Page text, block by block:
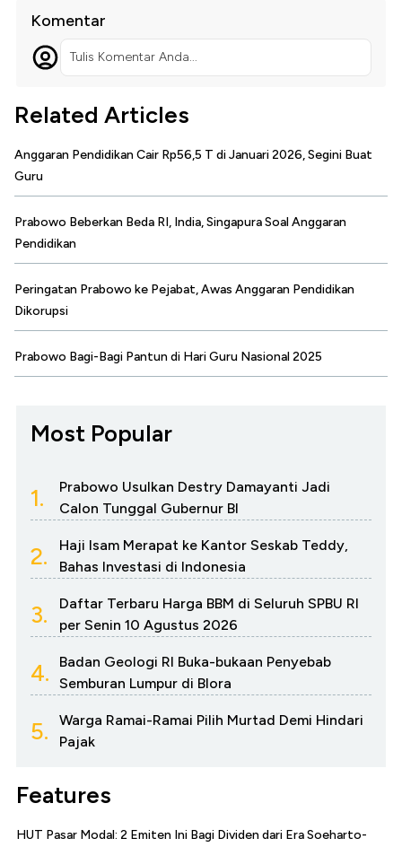
Komentar
Tulis Komentar Anda...
Related Articles
Anggaran Pendidikan Cair Rp56,5 T di Januari 2026, Segini Buat
Guru
Prabowo Beberkan Beda RI, India, Singapura Soal Anggaran
Pendidikan
Peringatan Prabowo ke Pejabat, Awas Anggaran Pendidikan
Dikorupsi
Prabowo Bagi-Bagi Pantun di Hari Guru Nasional 2025
Most Popular
1.
Prabowo Usulkan Destry Damayanti Jadi
Calon Tunggal Gubernur BI
2.
Haji Isam Merapat ke Kantor Seskab Teddy,
Bahas Investasi di Indonesia
3.
Daftar Terbaru Harga BBM di Seluruh SPBU RI
per Senin 10 Agustus 2026
4.
Badan Geologi RI Buka-bukaan Penyebab
Semburan Lumpur di Blora
5.
Warga Ramai-Ramai Pilih Murtad Demi Hindari
Pajak
Features
HUT Pasar Modal: 2 Emiten Ini Bagi Dividen dari Era Soeharto-